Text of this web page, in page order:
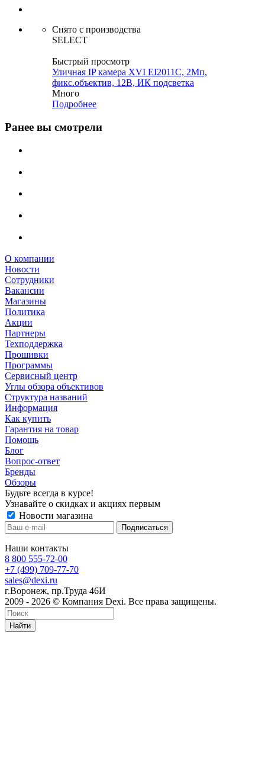
Снято с производства
SELECT
Быстрый просмотр
Уличная IP камера XVI EI2011C, 2Мп,
фикс.объектив, 12В, ИК подсветка
Много
Подробнее
Ранее вы смотрели
О компании
Новости
Сотрудники
Вакансии
Магазины
Политика
Акции
Партнеры
Техподдержка
Прошивки
Программы
Сервисный центр
Углы обзора объективов
Структура названий
Информация
Как купить
Гарантия на товар
Помощь
Блог
Вопрос-ответ
Бренды
Обзоры
Будьте всегда в курсе!
Узнавайте о скидках и акциях первым
Новости магазина
Наши контакты
8 800 555-72-00
+7 (499) 709-77-70
sales@dexi.ru
г.Воронеж, пр.Труда 46И
2009 - 2026 © Компания Dexi. Все права защищены.
Найти